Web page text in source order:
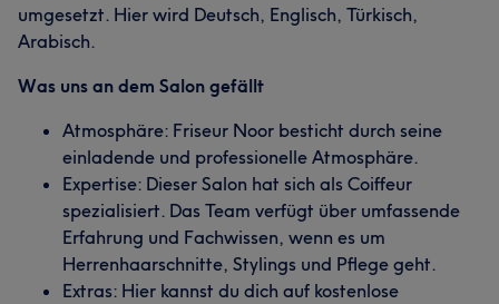
umgesetzt. Hier wird Deutsch, Englisch, Türkisch,
Arabisch.
Was uns an dem Salon gefällt
Atmosphäre: Friseur Noor besticht durch seine
einladende und professionelle Atmosphäre.
Expertise: Dieser Salon hat sich als Coiffeur
spezialisiert. Das Team verfügt über umfassende
Erfahrung und Fachwissen, wenn es um
Herrenhaarschnitte, Stylings und Pflege geht.
Extras: Hier kannst du dich auf kostenlose